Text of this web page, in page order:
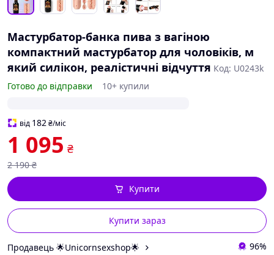
Мастурбатор-банка пива з вагіною
компактний мастурбатор для чоловіків, м
який силікон, реалістичні відчуття Код: U0243k
Готово до відправки
10+ купили
від 182₴/міс
1 095 ₴
2 190 ₴
Купити зараз
Купити
Продавець 🌟Unicornsexshop🌟 96%